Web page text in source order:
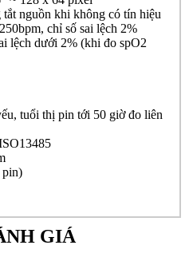
nguồn khi không có tín hiệu
chỉ số sai lệch 2%
lệch dưới 2% (khi đo spO2
tuổi thị pin tới 50 giờ đo liên
pin)
GIÁ